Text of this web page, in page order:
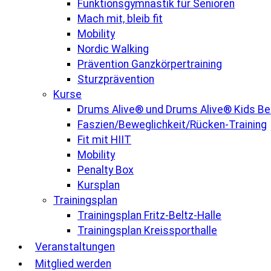
Funktionsgymnastik für Senioren
Mach mit, bleib fit
Mobility
Nordic Walking
Prävention Ganzkörpertraining
Sturzprävention
Kurse
Drums Alive® und Drums Alive® Kids
Faszien/Beweglichkeit/Rücken-Training
Fit mit HIIT
Mobility
Penalty Box
Kursplan
Trainingsplan
Trainingsplan Fritz-Beltz-Halle
Trainingsplan Kreissporthalle
Veranstaltungen
Mitglied werden